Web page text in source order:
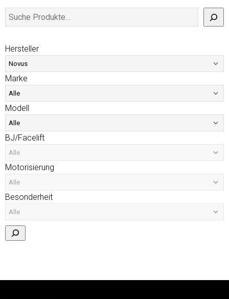
Hersteller
Marke
Modell
BJ/Facelift
Motorisierung
Besonderheit